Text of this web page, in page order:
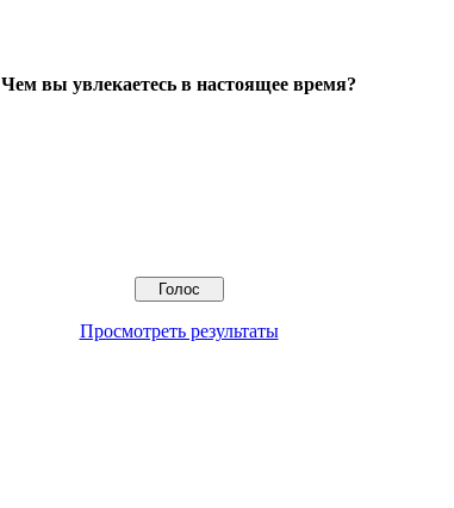
Чем вы увлекаетесь в настоящее время?
Просмотреть результаты